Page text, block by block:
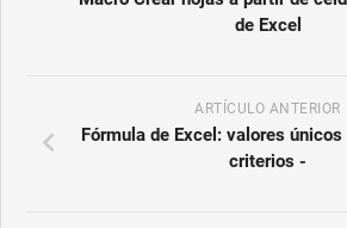
de Excel
ARTÍCULO ANTERIOR
Fórmula de Excel: valores
criterios -